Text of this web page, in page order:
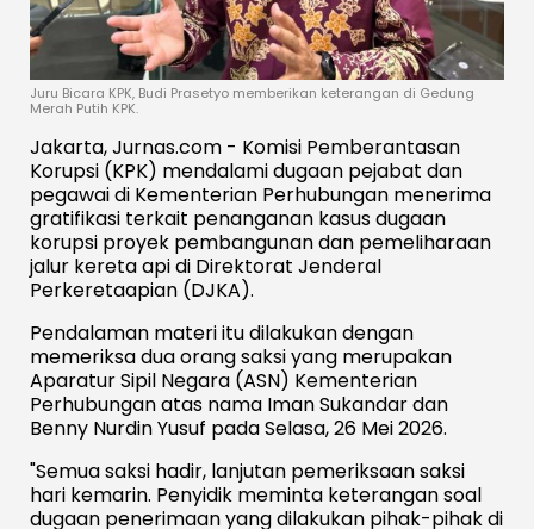
Juru Bicara KPK, Budi Prasetyo memberikan keterangan di Gedung
Merah Putih KPK.
Jakarta, Jurnas.com - Komisi Pemberantasan
Korupsi (KPK) mendalami dugaan pejabat dan
pegawai di Kementerian Perhubungan menerima
gratifikasi terkait penanganan kasus dugaan
korupsi proyek pembangunan dan pemeliharaan
jalur kereta api di Direktorat Jenderal
Perkeretaapian (DJKA).
Pendalaman materi itu dilakukan dengan
memeriksa dua orang saksi yang merupakan
Aparatur Sipil Negara (ASN) Kementerian
Perhubungan atas nama Iman Sukandar dan
Benny Nurdin Yusuf pada Selasa, 26 Mei 2026.
"Semua saksi hadir, lanjutan pemeriksaan saksi
hari kemarin. Penyidik meminta keterangan soal
dugaan penerimaan yang dilakukan pihak-pihak di